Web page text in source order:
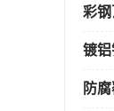
彩钢
镀
防